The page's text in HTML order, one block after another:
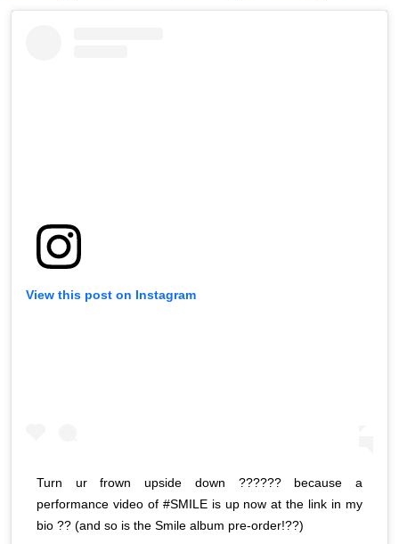
View this post on Instagram
Turn ur frown upside down ?????? because a
performance video of #SMILE is up now at the link in my
bio ?? (and so is the Smile album pre-order!??)